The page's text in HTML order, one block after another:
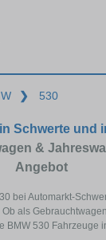
❯ 530
Schwerte und
&
Angebot
bei Automarkt-
als
BMW 530 Fahrzeuge